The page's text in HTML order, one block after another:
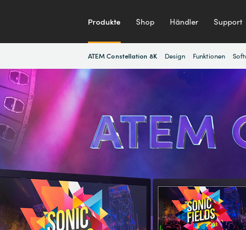
Produkte Shop Händler Support
ATEM Constellation 8K Design Funktionen